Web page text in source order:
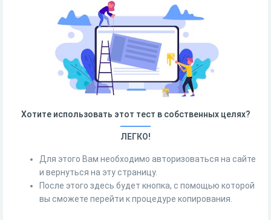
Хотите использовать этот тест в собственных целях?
ЛЕГКО!
Для этого Вам необходимо авторизоваться на сайте
и вернуться на эту страницу.
После этого здесь будет кнопка, с помощью которой
вы сможете перейти к процедуре копирования.